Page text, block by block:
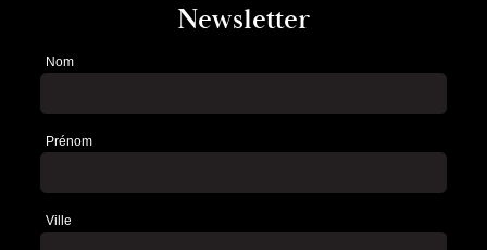
Newsletter
Newsletter
Nom
Prénom
Ville